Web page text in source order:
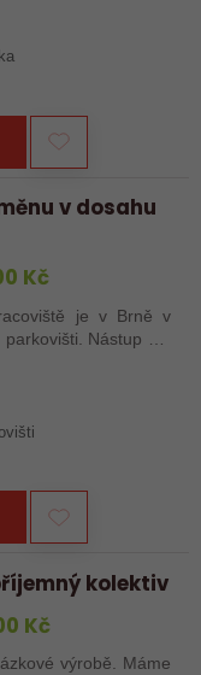
v dosahu
Kč
Nástup dle
kolektiv
Kč